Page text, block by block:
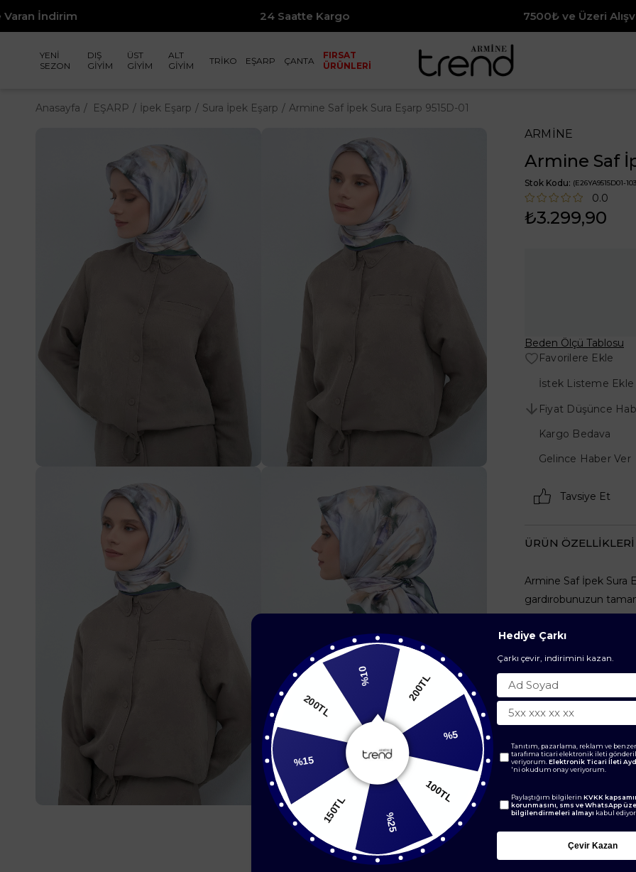
24 Saatte Kargo 7500₺ ve Üzeri
YENİ
SEZON
DIŞ
GİYİM
ÜST
GİYİM
ALT
GİYİM
TRİKO EŞARP ÇANTA
FIRSAT
ÜRÜNLERİ
Anasayfa EŞARP İpek Eşarp Sura İpek Eşarp Armine Saf İpek Sura Eşarp 9515D-01
ARMİNE
Armine Saf
Stok Kodu (E26YA9515D01-
0.0
₺3.299,90
Beden Ölçü Tablosu
Favorilere Ekle
İstek Listeme Ekle
Fiyat Düşünce
Kargo Bedava
Gelince Haber Ver
Tavsiye Et
ÜRÜN ÖZELLIKLERI
Armine Saf İpek Sura
gardırobunuzun
Modern tasarım •
kombinlenebilir yapı
tercih edilebilir.
edebilirsiniz.
YORUMLAR
ÖDEME
200TL
100TL
150TL
200TL
Hediye Çarkı
Çarkı çevir, indirimini kazan.
Tanıtım, pazarlama, reklam ve
tarafıma ticari elektronik ileti
veriyorum. Elektronik Ticari İleti
'ni okudum onay veriyorum.
Paylaştığım bilgilerin KVKK
korunmasını, sms ve WhatsApp
bilgilendirmeleri almayı kabul
Çevir Kazan